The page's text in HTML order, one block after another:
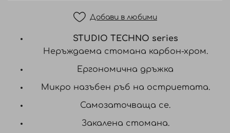
Добави в любими
STUDIO TECHNO series
Неръждаема стомана карбон-хром.
Ергономична дръжка
Микро назъбен ръб на остриетата.
Самозаточваща се.
Закалена стомана.